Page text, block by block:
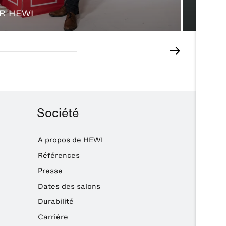
HEWI
Société
A propos de HEWI
Références
Presse
Dates des salons
Durabilité
Carrière